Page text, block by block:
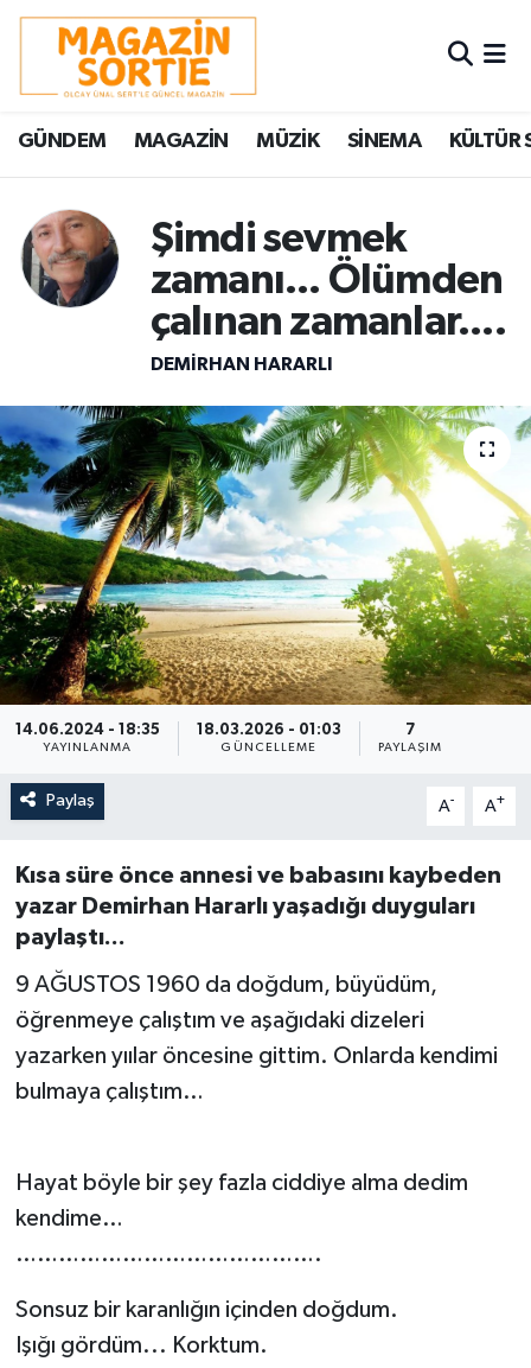
GÜNDEM MAGAZİN MÜZİK SİNEMA KÜLTÜR
Şimdi sevmek
zamanı... Ölümden
çalınan zamanlar....
DEMİRHAN HARARLI
14.06.2024 - 18:35
YAYINLANMA
18.03.2026 - 01:03
GÜNCELLEME
7
PAYLAŞIM
Paylaş A- A+
Kısa süre önce annesi ve babasını kaybeden
yazar Demirhan Hararlı yaşadığı duyguları
paylaştı...
9 AĞUSTOS 1960 da doğdum, büyüdüm,
öğrenmeye çalıştım ve aşağıdaki dizeleri
yazarken yıılar öncesine gittim. Onlarda kendimi
bulmaya çalıştım…
Hayat böyle bir şey fazla ciddiye alma dedim
kendime…
…………………………………….
Sonsuz bir karanlığın içinden doğdum.
Işığı gördüm... Korktum.
Nöbetçi Eczaneler
Hava Durumu
Trafik Durumu
Süper Lig Puan Durumu ve Fikstür
Tüm Manşetler
Haber Arşivi